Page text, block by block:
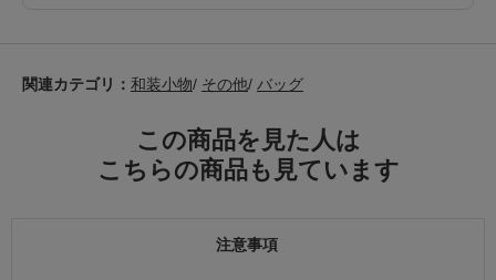
関連カテゴリ： 和装小物/ その他/ バッグ
この商品を見た人は
こちらの商品も見ています
注意事項